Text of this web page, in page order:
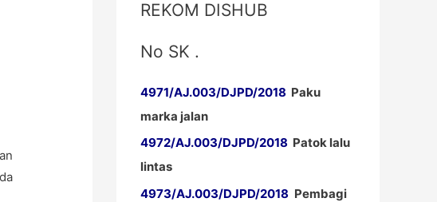
REKOM DISHUB
No SK .
4971/AJ.003/DJPD/2018 Paku
marka jalan
4972/AJ.003/DJPD/2018 Patok lalu
lintas
4973/AJ.003/DJPD/2018 Pembagi